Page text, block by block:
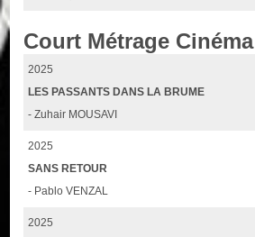
Court Métrage Cinéma
2025
LES PASSANTS DANS LA BRUME
- Zuhair MOUSAVI
2025
SANS RETOUR
- Pablo VENZAL
2025